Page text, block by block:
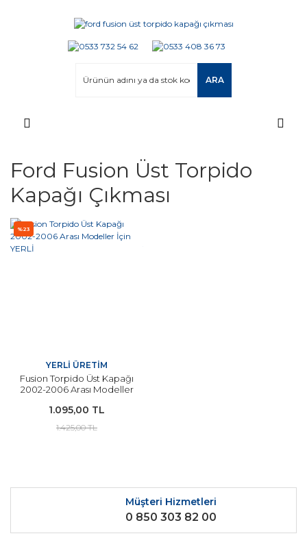
ARA
Ford Fusion Üst Torpido
Kapağı Çıkması
%23
YERLİ ÜRETİM
Fusion Torpido Üst Kapağı
2002-2006 Arası Modeller
1.095,00 TL
1.425,00 TL
Müşteri Hizmetleri
0 850 303 82 00